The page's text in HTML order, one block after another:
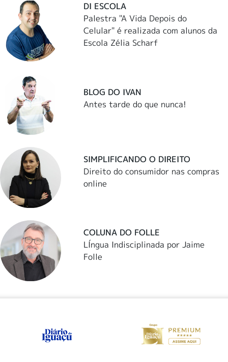
DI ESCOLA
Palestra "A Vida Depois do
Celular" é realizada com alunos da
Escola Zélia Scharf
BLOG DO IVAN
Antes tarde do que nunca!
SIMPLIFICANDO O DIREITO
Direito do consumidor nas compras
online
COLUNA DO FOLLE
LÍngua Indisciplinada por Jaime
Folle